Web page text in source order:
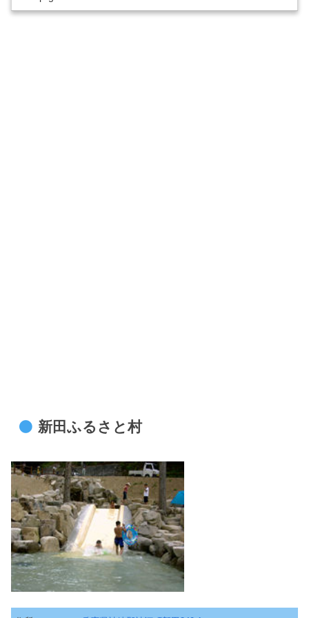
新田ふるさと村